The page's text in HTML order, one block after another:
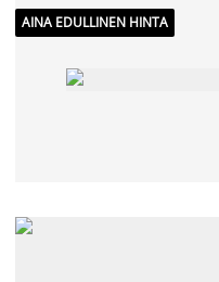
AINA EDULLINEN HINTA